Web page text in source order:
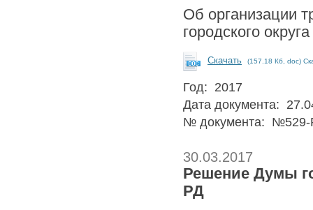
Об организации
городского
Скачать (157.18 Кб, doc)
Год: 2017
Дата документа:
№ документа:
30.03.2017
Решение Думы
РД